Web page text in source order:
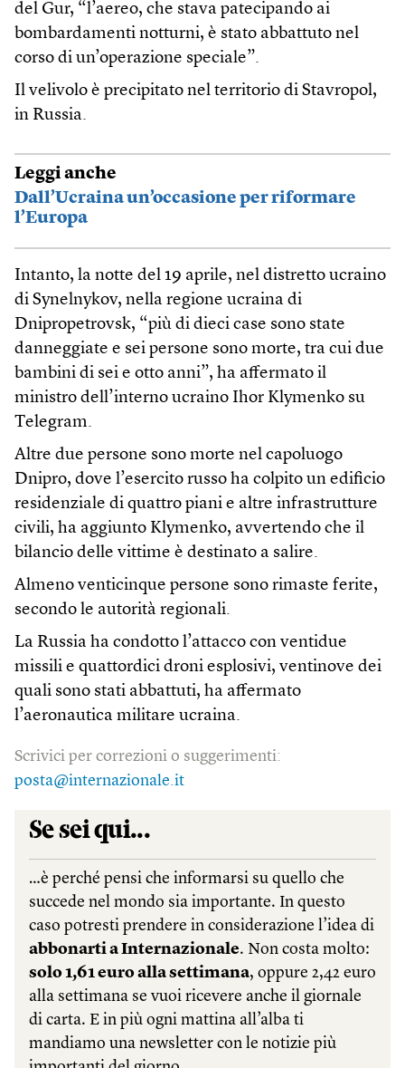
del Gur, “l’aereo, che stava patecipando ai
bombardamenti notturni, è stato abbattuto nel
corso di un’operazione speciale”.
Il velivolo è precipitato nel territorio di Stavropol,
in Russia.
Leggi anche
Dall’Ucraina un’occasione per riformare
l’Europa
Intanto, la notte del 19 aprile, nel distretto ucraino
di Synelnykov, nella regione ucraina di
Dnipropetrovsk, “più di dieci case sono state
danneggiate e sei persone sono morte, tra cui due
bambini di sei e otto anni”, ha affermato il
ministro dell’interno ucraino Ihor Klymenko su
Telegram.
Altre due persone sono morte nel capoluogo
Dnipro, dove l’esercito russo ha colpito un edificio
residenziale di quattro piani e altre infrastrutture
civili, ha aggiunto Klymenko, avvertendo che il
bilancio delle vittime è destinato a salire.
Almeno venticinque persone sono rimaste ferite,
secondo le autorità regionali.
La Russia ha condotto l’attacco con ventidue
missili e quattordici droni esplosivi, ventinove dei
quali sono stati abbattuti, ha affermato
l’aeronautica militare ucraina.
Scrivici per correzioni o suggerimenti:
posta@internazionale.it